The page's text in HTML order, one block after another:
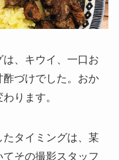
、キウイ、一口お
づけでした。おか
ります。
タイミングは、某
その撮影スタッフ